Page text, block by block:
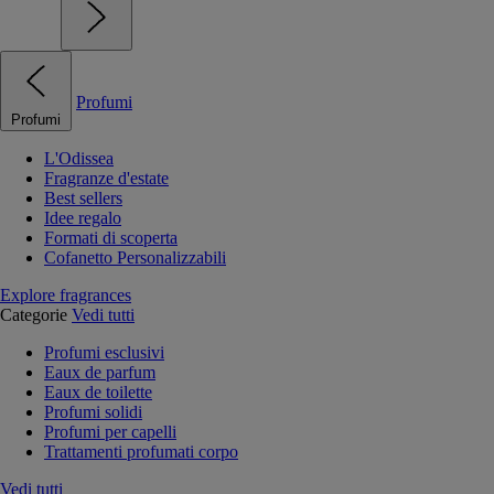
Profumi
Profumi
L'Odissea
Fragranze d'estate
Best sellers
Idee regalo
Formati di scoperta
Cofanetto Personalizzabili
Explore fragrances
Categorie Vedi tutti
Profumi esclusivi
Eaux de parfum
Eaux de toilette
Profumi solidi
Profumi per capelli
Trattamenti profumati corpo
Vedi tutti